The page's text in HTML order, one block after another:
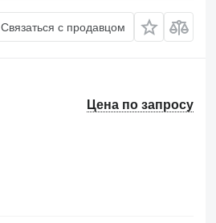
Связаться с продавцом
Цена по запросу